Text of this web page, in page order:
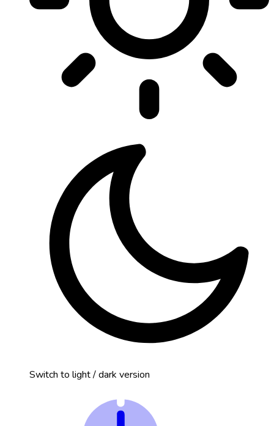
Switch to light / dark version